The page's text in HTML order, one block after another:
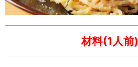
材料(1人前)